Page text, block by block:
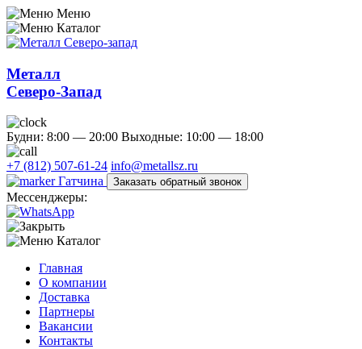
Меню
Каталог
Металл
Северо-Запад
Будни: 8:00 — 20:00 Выходные: 10:00 — 18:00
+7 (812) 507-61-24 info@metallsz.ru
Гатчина
Заказать обратный звонок
Мессенджеры:
Каталог
Главная
О компании
Доставка
Партнеры
Вакансии
Контакты